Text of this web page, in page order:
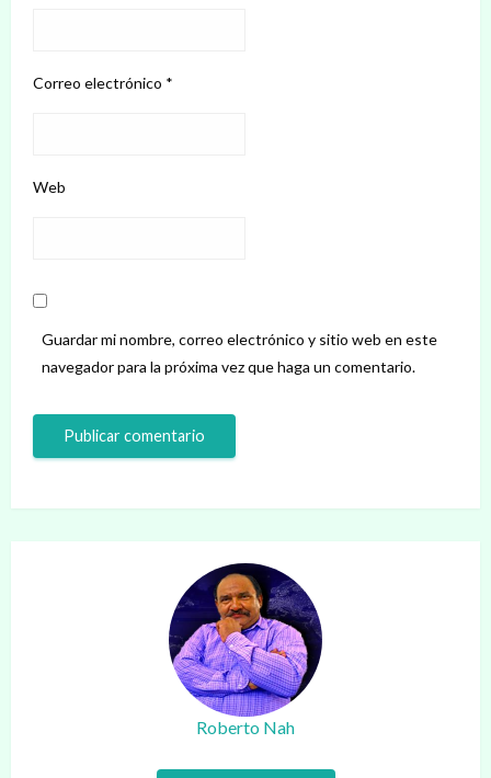
Correo electrónico *
Web
Guardar mi nombre, correo electrónico y sitio web en este
navegador para la próxima vez que haga un comentario.
Roberto Nah